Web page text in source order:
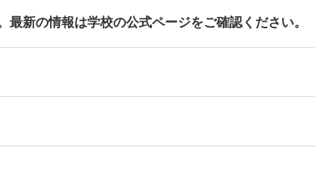
最新の情報は学校の公式ページをご確認ください。